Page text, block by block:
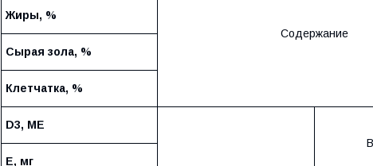
Содержание
Жиры, %
Сырая зола, %
Клетчатка, %
D3, МЕ
E, мг